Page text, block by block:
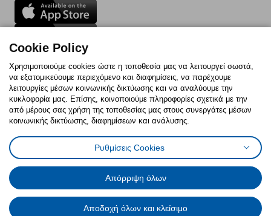
Follow us:
FacebookInstagram
TikTokYoutubePinterestTwitter
Πολιτική CookiesΔήλωση ψηφιακής προσβασιμότητας
Έντυπο Επιστροφής / ΑκύρωσηςΡυθμίσεις cookiesΌροι Χρήσης
Γενική Πολιτική Προσωπικών Δεδομένων
Πολιτική Προσωπικών Δεδομένων για IKEA.com.cy
Cookie Policy
Χρησιμοποιούμε cookies ώστε η τοποθεσία μας να λειτουργεί σωστά,
να εξατομικεύουμε περιεχόμενο και διαφημίσεις, να παρέχουμε
λειτουργίες μέσων κοινωνικής δικτύωσης και να αναλύουμε την
κυκλοφορία μας. Επίσης, κοινοποιούμε πληροφορίες σχετικά με την
από μέρους σας χρήση της τοποθεσίας μας στους συνεργάτες μέσων
κοινωνικής δικτύωσης, διαφημίσεων και ανάλυσης.
Ρυθμίσεις Cookies
Απόρριψη όλων
Αποδοχή όλων και κλείσιμο